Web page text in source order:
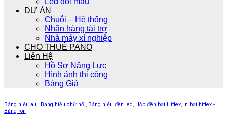
DỰ ÁN
Chuỗi – Hệ thống
Nhãn hàng tài trợ
Nhà máy xí nghiệp
CHO THUÊ PANO
Liên Hệ
Hồ Sơ Năng Lực
Hình ảnh thi công
Bảng Giá
Bảng hiệu alu, Bảng hiệu chữ nổi, Bảng hiệu đèn led, Hộp đèn bạt Hiflex, In bạt hiflex -
Băng rôn